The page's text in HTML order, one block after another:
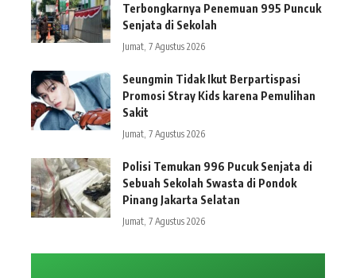
Terbongkarnya Penemuan 995 Puncuk
Senjata di Sekolah
Jumat, 7 Agustus 2026
Seungmin Tidak Ikut Berpartispasi
Promosi Stray Kids karena Pemulihan
Sakit
Jumat, 7 Agustus 2026
Polisi Temukan 996 Pucuk Senjata di
Sebuah Sekolah Swasta di Pondok
Pinang Jakarta Selatan
Jumat, 7 Agustus 2026